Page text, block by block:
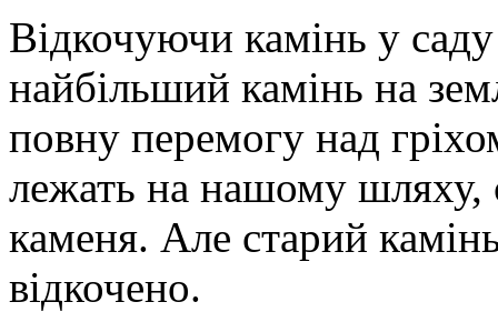
Відкочуючи камінь у
найбільший камінь на
повну перемогу над
лежать на нашому шляху,
каменя. Але старий
відкочено.